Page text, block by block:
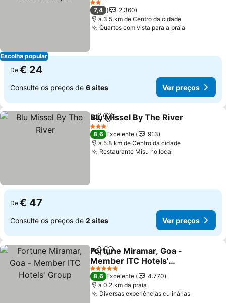
Escolha popular
2 Estrelas
7,4
2.360
a 3.5 km de Centro da cidade
Quartos com vista para a praia
De € 24
Consulte os preços de 6 sites Ver preços
PartilharAdicionar aos favoritos
Blu Missel By The River
3 Estrelas
8,6 Excelente
913
a 5.8 km de Centro da cidade
Restaurante Misu no local
De € 47
Consulte os preços de 2 sites Ver preços
PartilharAdicionar aos favoritos
Fortune Miramar, Goa -
Member ITC Hotels'
Group
5 Estrelas
8,6 Excelente
4.770
a 0.2 km da praia
Diversas experiências culinárias